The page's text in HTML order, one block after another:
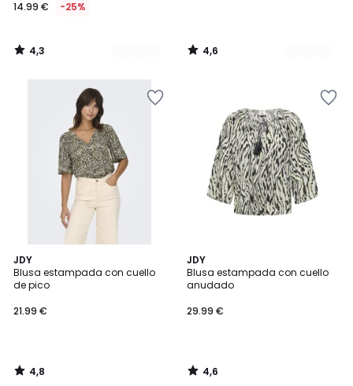
14.99 € -25%
4,3
/
4,6
/
JDY
Blusa estampada con cuello
de pico
21.99 €
4,8
/ 5
4,8
/
JDY
Blusa estampada con cuello
anudado
29.99 €
4,6
/ 5
4,6
/